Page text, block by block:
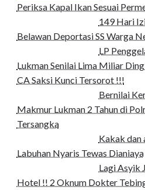
Periksa Kapal Ikan Sesuai
149 Hari
Belawan Deportasi SS Warga
LP
Lukman Senilai Lima Miliar
CA Saksi Kunci Tersorot !!!
Bernilai
Makmur Lukman 2 Tahun di
Tersangka
Kakak dan
Labuhan Nyaris Tewas Dianiaya
Lagi Asyik
Hotel !! 2 Oknum Dokter